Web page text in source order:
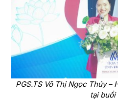
PGS.TS Võ Thị Ngọc Thúy –
tại buổi